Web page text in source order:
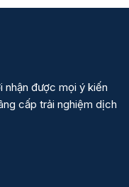
nhận được mọi ý kiến
cấp trải nghiệm dịch